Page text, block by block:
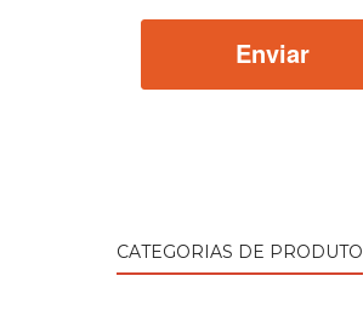
CATEGORIAS DE PRODUTO